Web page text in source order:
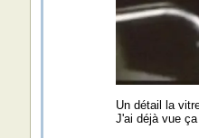
Un détail la
J'ai déjà vue